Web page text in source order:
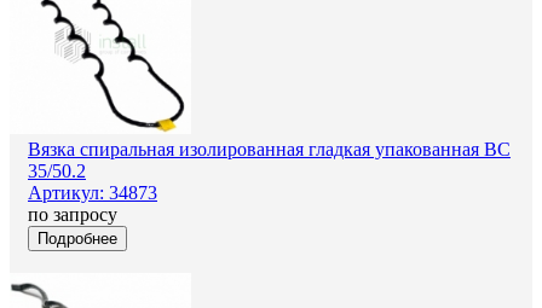
Вязка спиральная изолированная гладкая упакованная ВС
35/50.2
Артикул: 34873
по запросу
Подробнее